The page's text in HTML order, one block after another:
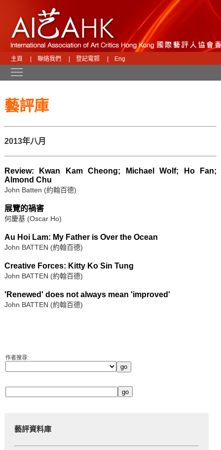
主頁 聯絡我們 登記電郵 Eng
藝評庫
2013年八月
Review: Kwan Kam Cheong; Michael Wolf; Ho Fan;
Almond Chu
John Batten (約翰百德)
展覽的禍害
何慶基 (Oscar Ho)
Au Hoi Lam: My Father is Over the Ocean
John BATTEN (約翰百德)
Creative Forces: Kitty Ko Sin Tung
John BATTEN (約翰百德)
'Renewed' does not always mean 'improved'
John BATTEN (約翰百德)
作者搜尋:
藝評資料庫